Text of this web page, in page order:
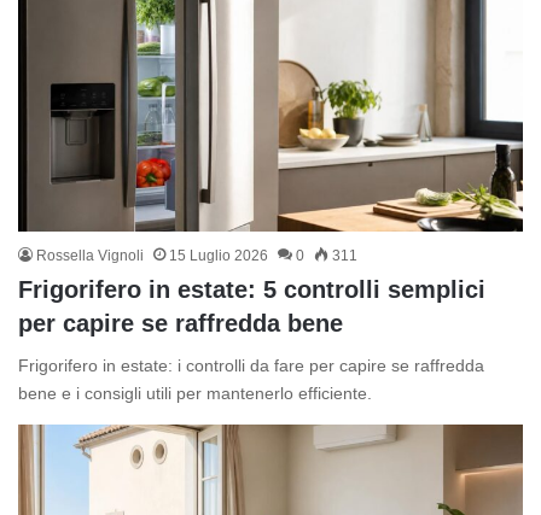
Rossella Vignoli 15 Luglio 2026 0 311
Frigorifero in estate: 5 controlli semplici
per capire se raffredda bene
Frigorifero in estate: i controlli da fare per capire se raffredda
bene e i consigli utili per mantenerlo efficiente.